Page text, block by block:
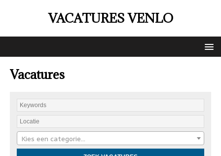
VACATURES VENLO
Vacatures
Kies een categorie…